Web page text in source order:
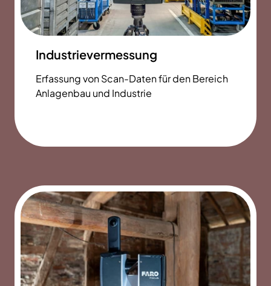
Industrievermessung
Erfassung von Scan-Daten für den Bereich
Anlagenbau und Industrie